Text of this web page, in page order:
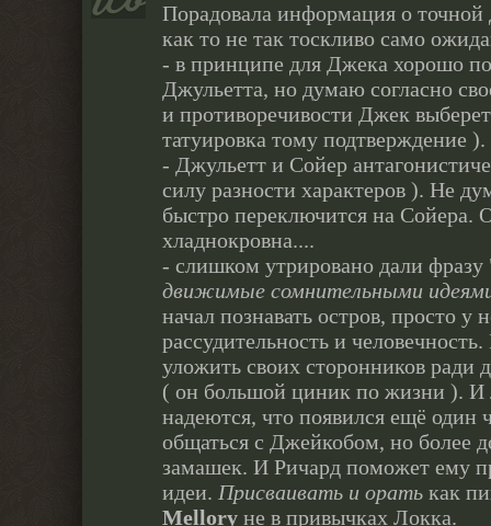
Порадовала информация о точной
как то не так тоскливо само
- в принципе для Джека хорошо
Джульетта, но думаю согласно
и противоречивости Джек
татуировка тому подтверждение ).
- Джульетт и Сойер
силу разности характеров ). Не
быстро переключится на Сойера.
хладнокровна....
- слишком утрировано дали
движимые сомнительными
начал познавать остров, просто у
рассудительность и
уложить своих сторонников ради
( он большой циник по жизни ). И
надеются, что появился ещё один
общаться с Джейкобом, но более
замашек. И Ричард поможет ему
идеи. Присваивать и орать как
Mellory не в привычках Локка.